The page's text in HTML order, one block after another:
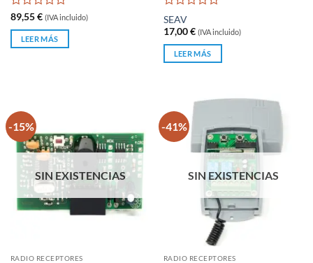
Valorado
con
de
89,55€ (IVA incluido)
LEER MÁS
Valorado
con
0
5
SEAV
17,00€ (IVA incluido)
LEER MÁS
-15%
SIN EXISTENCIAS
RADIO RECEPTORES
-41%
SIN EXISTENCIAS
RADIO RECEPTORES